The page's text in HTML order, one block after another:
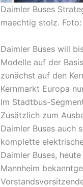
Daimler Buses
maechtig stolz.
Daimler Buses will
Modelle auf der
zunächst auf den
Kernmarkt Europa
Im Stadtbus-
Zusätzlich zum
Daimler Buses auch
komplette
Daimler Buses,
Mannheim